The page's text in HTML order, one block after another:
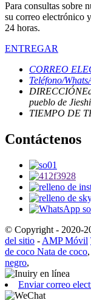
Para consultas sobre
su correo electrónico
24 horas.
ENTREGAR
CORREO
Teléfono/
DIRECCIÓN
pueblo de
TIEMPO DE
Contáctenos
© Copyright - 2020-
del sitio - AMP Móvil
de coco Nata de coco,
negro,
Enviar correo